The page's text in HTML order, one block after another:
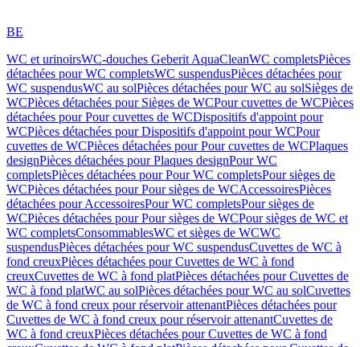
BE
WC et urinoirsWC-douches Geberit AquaCleanWC completsPièces
détachées pour WC completsWC suspendusPièces détachées pour
WC suspendusWC au solPièces détachées pour WC au solSièges de
WCPièces détachées pour Sièges de WCPour cuvettes de WCPièces
détachées pour Pour cuvettes de WCDispositifs d'appoint pour
WCPièces détachées pour Dispositifs d'appoint pour WCPour
cuvettes de WCPièces détachées pour Pour cuvettes de WCPlaques
designPièces détachées pour Plaques designPour WC
completsPièces détachées pour Pour WC completsPour sièges de
WCPièces détachées pour Pour sièges de WCAccessoiresPièces
détachées pour AccessoiresPour WC completsPour sièges de
WCPièces détachées pour Pour sièges de WCPour sièges de WC et
WC completsConsommablesWC et sièges de WCWC
suspendusPièces détachées pour WC suspendusCuvettes de WC à
fond creuxPièces détachées pour Cuvettes de WC à fond
creuxCuvettes de WC à fond platPièces détachées pour Cuvettes de
WC à fond platWC au solPièces détachées pour WC au solCuvettes
de WC à fond creux pour réservoir attenantPièces détachées pour
Cuvettes de WC à fond creux pour réservoir attenantCuvettes de
WC à fond creuxPièces détachées pour Cuvettes de WC à fond